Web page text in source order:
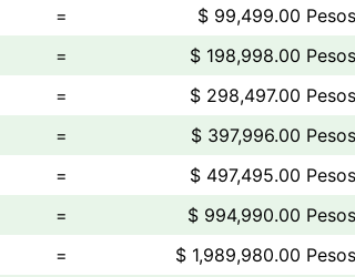
=
$ 99,499.00 Pesos
=
$ 198,998.00 Pesos
=
$ 298,497.00 Pesos
=
$ 397,996.00 Pesos
=
$ 497,495.00 Pesos
=
$ 994,990.00 Pesos
= $ 1,989,980.00 Pesos